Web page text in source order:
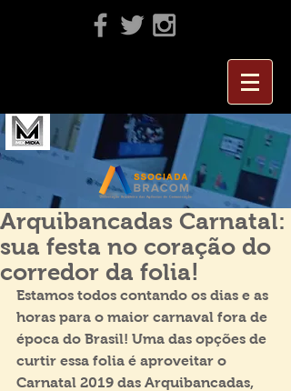
Arquibancadas Carnatal:
sua festa no coração do
corredor da folia!
Estamos todos contando os dias e as
horas para o maior carnaval fora de
época do Brasil! Uma das opções de
curtir essa folia é aproveitar o
Carnatal 2019 das Arquibancadas,